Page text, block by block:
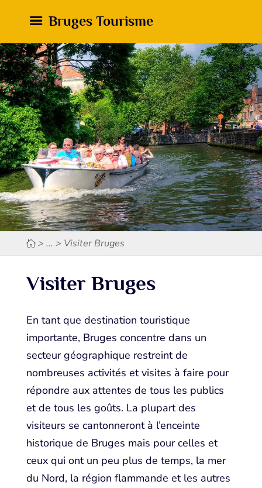
Bruges Tourisme
> ... > Visiter Bruges
Visiter Bruges
En tant que destination touristique
importante, Bruges concentre dans un
secteur géographique restreint de
nombreuses activités et visites à faire pour
répondre aux attentes de tous les publics
et de tous les goûts. La plupart des
visiteurs se cantonneront à l’enceinte
historique de Bruges mais pour celles et
ceux qui ont un peu plus de temps, la mer
du Nord, la région flammande et les autres